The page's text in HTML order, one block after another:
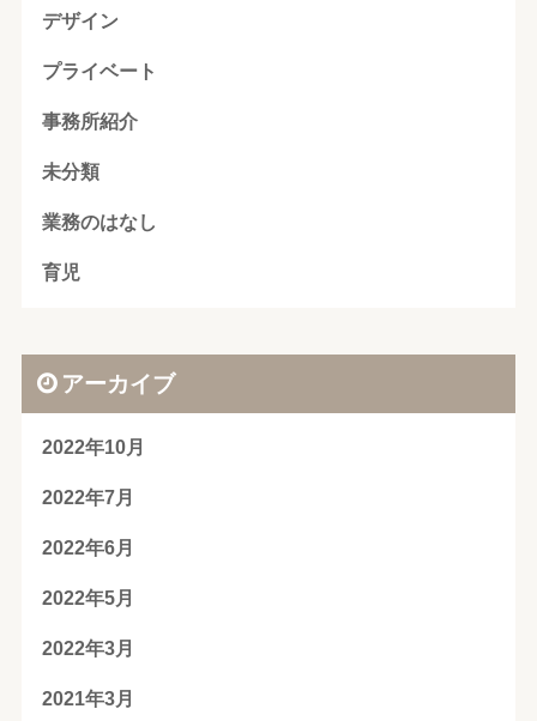
デザイン
プライベート
事務所紹介
未分類
業務のはなし
育児
アーカイブ
2022年10月
2022年7月
2022年6月
2022年5月
2022年3月
2021年3月